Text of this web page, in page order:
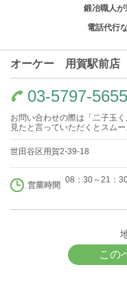
鍛冶職人
電話代行
オーケー 用賀駅前店
03-5797-5655
お問い合わせの際は「二子玉
見たと言っていただくとスムー
世田谷区用賀2-39-18
営業時間
08：30～21：
この